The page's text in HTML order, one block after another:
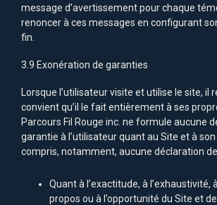
message d’avertissement pour chaque
renoncer à ces messages en configurant
fin.
3.9 Exonération de garanties
Lorsque l’utilisateur visite et utilise le site, il
convient qu’il le fait entièrement à ses
Parcours Fil Rouge inc. ne formule aucune
garantie à l’utilisateur quant au Site et à
compris, notamment, aucune déclaration
Quant à l’exactitude, à l’exhaustivité,
propos ou à l’opportunité du Site et